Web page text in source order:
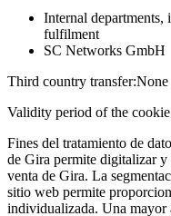
Internal departments,
fulfilment
SC Networks GmbH
Third country transfer:None
Validity period of the
Fines del tratamiento de
de Gira permite digitalizar y
venta de Gira. La
sitio web permite
individualizada. Una mayor